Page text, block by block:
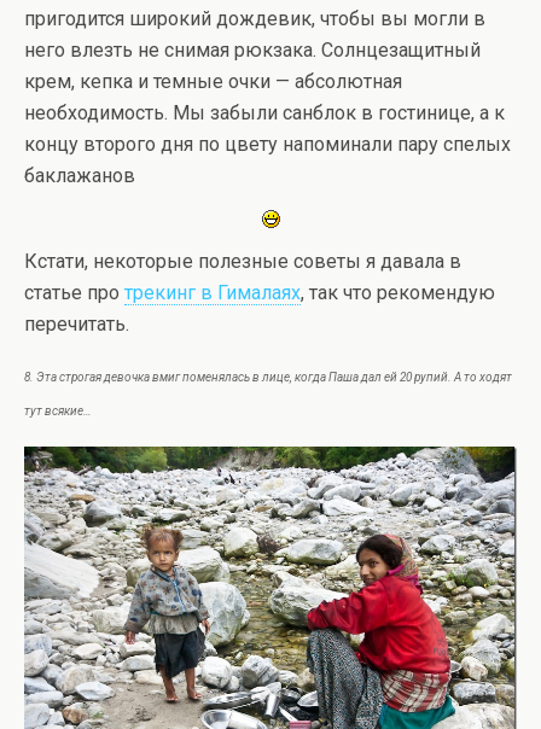
пригодится широкий дождевик, чтобы вы могли в
него влезть не снимая рюкзака. Солнцезащитный
крем, кепка и темные очки — абсолютная
необходимость. Мы забыли санблок в гостинице, а к
концу второго дня по цвету напоминали пару спелых
баклажанов
Кстати, некоторые полезные советы я давала в
статье про трекинг в Гималаях, так что рекомендую
перечитать.
8. Эта строгая девочка вмиг поменялась в лице, когда Паша дал ей 20 рупий. А то ходят
тут всякие…